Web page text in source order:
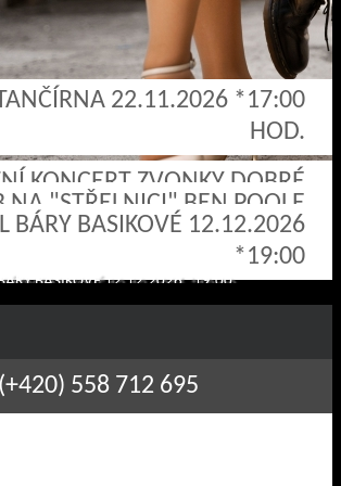
22.11.2026 *17:00
HOD.
KONCERT ZVONKY DOBRÉ
ZPRÁVY 28.11.2026 *16:00
NA "STŘELNICI" BEN POOLE
4.12.2026 *20:00 HOD.
BEN POOLE 4.12.2026 *20:00 HOD.
BÁRY BASIKOVÉ 12.12.2026
*19:00
BASIKOVÉ 12.12.2026 *19:00
(+420) 558 712 695